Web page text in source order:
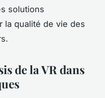
solutions
la qualité de vie des
de la VR dans